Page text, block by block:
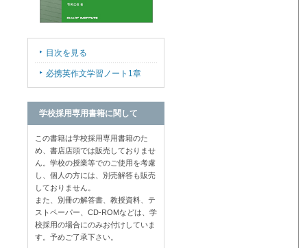
目次を見る
必携英作文学習ノート1章
学校採用専用書籍に関して
この書籍は学校採用専用書籍のた
め、書店店頭では販売しておりませ
ん。学校の授業等でのご使用を考慮
し、個人の方には、別売解答も販売
しておりません。
また、別冊の解答書、教授資料、テ
ストペーパー、CD-ROMなどは、学
校採用の場合にのみお付けしていま
す。予めご了承下さい。